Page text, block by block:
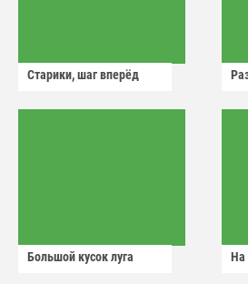
Старики, шаг вперёд
Большой кусок луга На